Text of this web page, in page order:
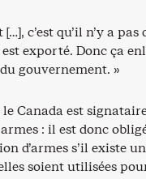
c’est qu’il n’y a
exporté. Donc ça
gouvernement. »
le Canada est
: il est donc
d’armes s’il existe
soient utilisées